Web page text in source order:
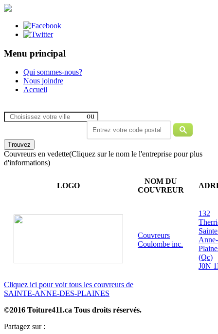
Menu principal
Qui sommes-nous?
Nous joindre
Accueil
ou
Couvreurs en vedette(Cliquez sur le nom le l'entreprise pour plus
d'informations)
LOGO
NOM DU
COUVREUR
Couvreurs
Coulombe inc.
132
(Qc)
J0N
Cliquez ici pour voir tous les couvreurs de
SAINTE-ANNE-DES-PLAINES
©2016 Toiture411.ca Tous droits réservés.
Partagez sur :